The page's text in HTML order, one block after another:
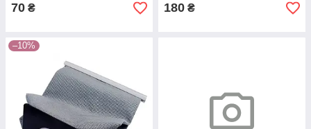
70 ₴ 180 ₴
–10%